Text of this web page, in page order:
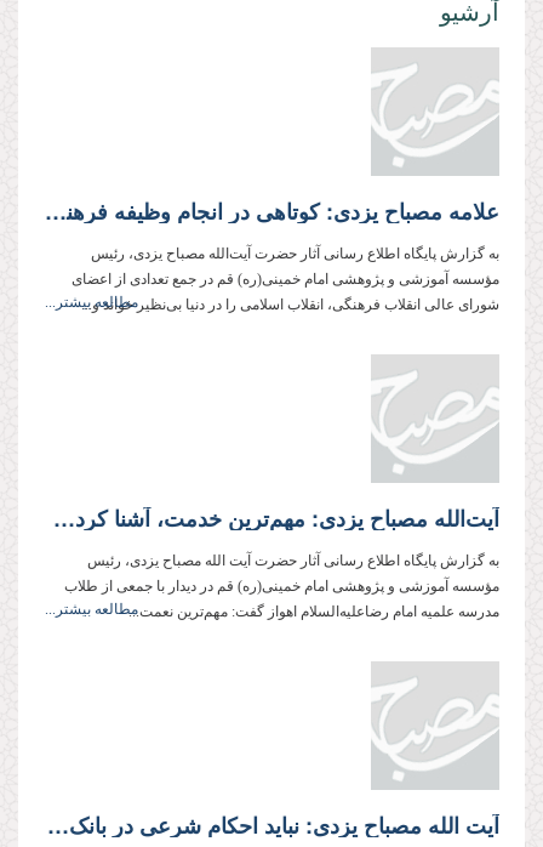
آرشیو
علامه مصباح یزدی: کوتاهی در انجام وظیفه فرهنگی خیانت به خون شهداست
به گزارش پایگاه اطلاع رسانی آثار حضرت آیت‌الله مصباح یزدی، رئیس
مؤسسه آموزشی و پژوهشی امام خمینی(ره) قم در جمع تعدادی از اعضای
شورای عالی انقلاب فرهنگی، انقلاب اسلامی را در دنیا بی‌نظیر خواند و...
مطالعه بیشتر...
آیت‌الله مصباح یزدی: مهم‌ترین خدمت، آشنا کردن مردم به دین است
به گزارش پایگاه اطلاع رسانی آثار حضرت آیت الله مصباح یزدی، رئیس
مؤسسه آموزشی و پژوهشی امام خمینی(ره) قم در دیدار با جمعی از طلاب
مدرسه علمیه امام رضاعلیه‌السلام اهواز گفت: مهم‌ترین نعمت...مطالعه بیشتر...
آیت الله مصباح یزدی: نباید احکام شرعی در بانک‌ها جنبه صوری داشته باشد